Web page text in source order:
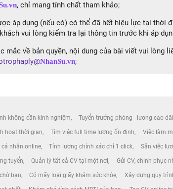
, chỉ mang tính chất tham khảo;
áp dụng (nếu có) có thể đã hết hiệu lực tại thời
vui lòng kiểm tra lại thông tin trước khi áp
mắc về bản quyền, nội dung của bài viết vui lòng
NhanSu.vn;
không cần kinh nghiệm Tuyển trưởng phòng - lương cao
hoạt thời gian Tìm việc full time lương ổn định Việc làm
nhân online Tính lương chính xác chỉ 1 click Săn việc
tuyển Quản lý tất cả CV tại một nơi Gửi CV, chinh phục
bạn Có mấy loại giấy khám sức khỏe Xây dựng quy